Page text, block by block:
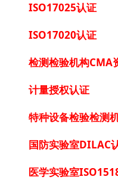
ISO17025认证
ISO17020认证
检测检验机构CMA
计量授权认证
特种设备检验检测
国防实验室DILAC
医学实验室